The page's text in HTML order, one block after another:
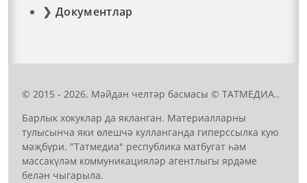
Документлар
© 2015 - 2026. Мәйдан челтәр басмасы © ТАТМЕДИА..
Барлык хокуклар да якланган. Материалларны
тулысынча яки өлешчә кулланганда гиперссылка кую
мәҗбүри. "Татмедиа" республика матбугат һәм
массакүләм коммуникацияләр агентлыгы ярдәме
белән чыгарыла.